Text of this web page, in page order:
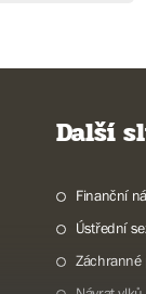
Další
Finanční
Ústřední
Záchranné